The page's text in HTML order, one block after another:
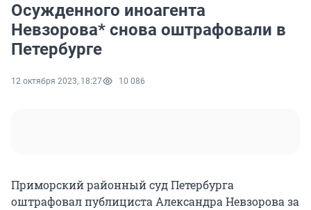
Осужденного иноагента
Невзорова* снова оштрафовали в
Петербурге
12 октября 2023, 18:27 10 086
Приморский районный суд Петербурга
оштрафовал публициста Александра Невзорова за